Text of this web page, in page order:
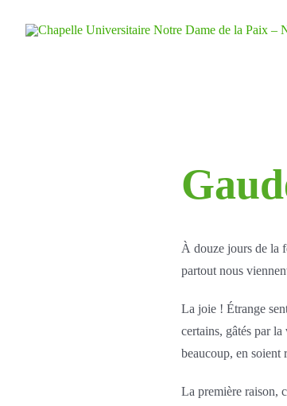
À douze jours de la
partout nous
La joie ! Étrange
certains, gâtés par
beaucoup, en soient
La première raison,